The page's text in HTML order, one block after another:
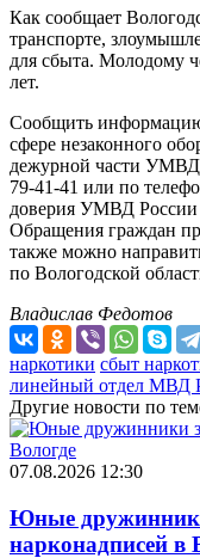
Как сообщает
транспорте,
для сбыта. Молодому
лет.
Сообщить
сфере незаконного
дежурной части УМВД
79-41-41 или по
доверия УМВД России
Обращения граждан
также можно
по Вологодской
Владислав Федотов
наркотики сбыт
линейный отдел МВД
Другие новости по
07.08.2026 12:30
Юные
нарконадписей в